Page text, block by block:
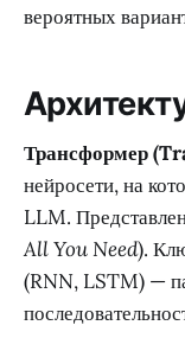
вероятных
Трансформер
нейросети, на
LLM.
All You Need).
(RNN, LSTM) —